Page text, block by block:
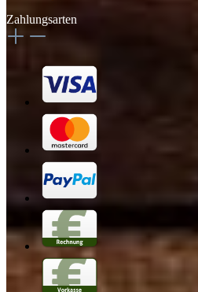
Zahlungsarten